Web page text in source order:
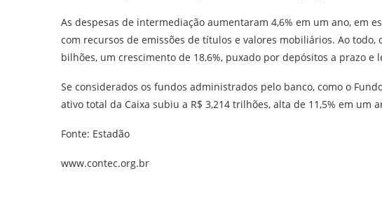
As despesas de intermediação aumentaram 4,6% em um ano, em
com recursos de emissões de títulos e valores mobiliários. Ao todo,
bilhões, um crescimento de 18,6%, puxado por depósitos a prazo e
Se considerados os fundos administrados pelo banco, como o
ativo total da Caixa subiu a R$ 3,214 trilhões, alta de 11,5% em um
Fonte: Estadão
www.contec.org.br